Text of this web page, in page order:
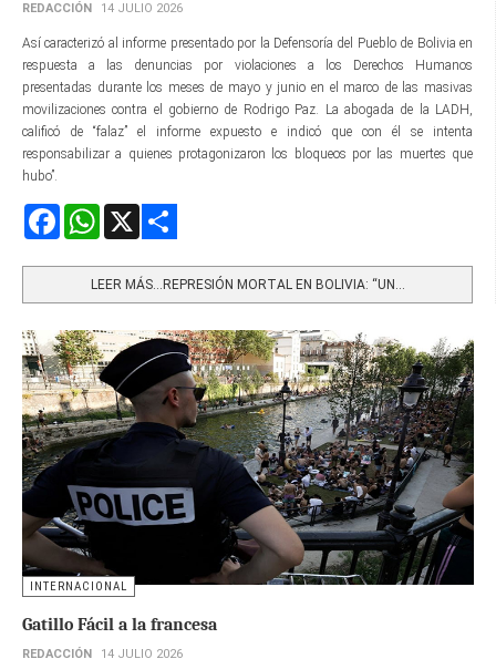
REDACCIÓN 14 JULIO 2026
Así caracterizó al informe presentado por la Defensoría del Pueblo de Bolivia en
respuesta a las denuncias por violaciones a los Derechos Humanos
presentadas durante los meses de mayo y junio en el marco de las masivas
movilizaciones contra el gobierno de Rodrigo Paz. La abogada de la LADH,
calificó de “falaz” el informe expuesto e indicó que con él se intenta
responsabilizar a quienes protagonizaron los bloqueos por las muertes que
hubo”.
FacebookWhatsApp
LEER MÁS…REPRESIÓN MORTAL EN BOLIVIA: “UN...
INTERNACIONAL
Gatillo Fácil a la francesa
REDACCIÓN 14 JULIO 2026